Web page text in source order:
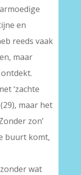
en
reeds vaak
maar
‘zachte
maar het
zon’
buurt komt,
wat